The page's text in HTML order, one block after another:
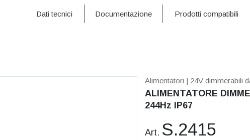
Dati tecnici Documentazione Prodotti compatibili
Alimentatori | 24V dimmerabili
ALIMENTATORE
244Hz IP67
Art. S.2415